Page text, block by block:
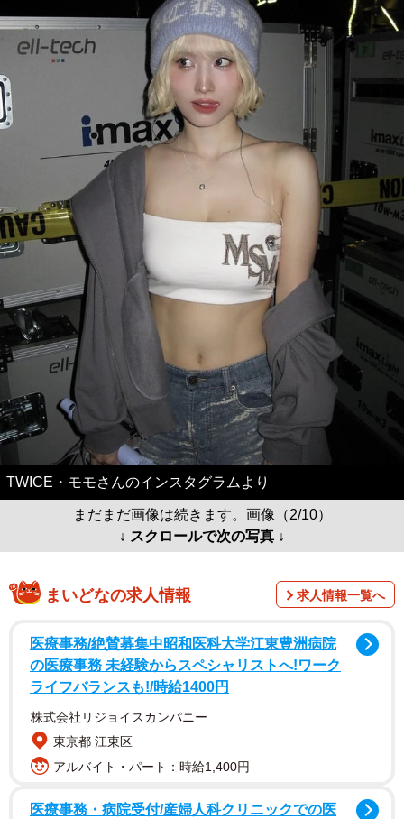
TWICE・モモさんのインスタグラムより
まだまだ画像は続きます。画像（2/10）
↓ スクロールで次の写真 ↓
まいどなの求人情報 求人情報一覧へ
医療事務/絶賛募集中昭和医科大学江東豊洲病院
の医療事務 未経験からスペシャリストへ!ワーク
ライフバランスも!/時給1400円
株式会社リジョイスカンパニー
東京都 江東区
アルバイト・パート：時給1,400円
医療事務・病院受付/産婦人科クリニックでの医